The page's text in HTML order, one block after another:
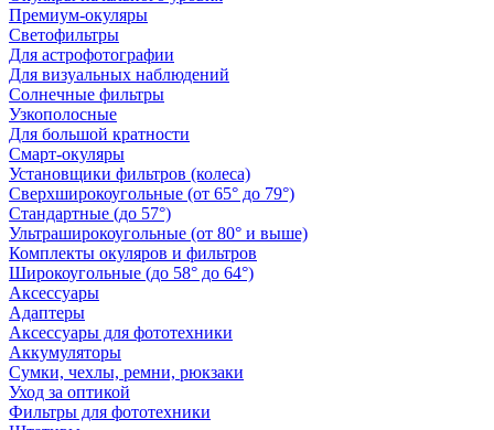
Премиум-окуляры
Светофильтры
Для астрофотографии
Для визуальных наблюдений
Солнечные фильтры
Узкополосные
Для большой кратности
Смарт-окуляры
Установщики фильтров (колеса)
Сверхширокоугольные (от 65° до 79°)
Стандартные (до 57°)
Ультраширокоугольные (от 80° и выше)
Комплекты окуляров и фильтров
Широкоугольные (до 58° до 64°)
Аксессуары
Адаптеры
Аксессуары для фототехники
Аккумуляторы
Сумки, чехлы, ремни, рюкзаки
Уход за оптикой
Фильтры для фототехники